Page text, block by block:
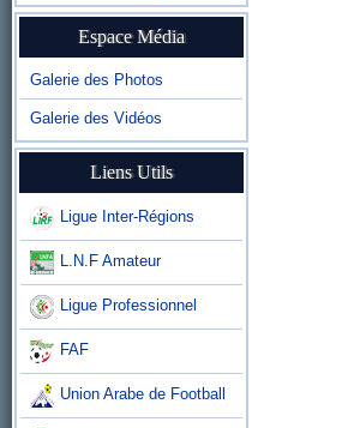
Espace Média
Galerie des Photos
Galerie des Vidéos
Liens Utils
Ligue Inter-Régions
L.N.F Amateur
Ligue Professionnel
FAF
Union Arabe de Football